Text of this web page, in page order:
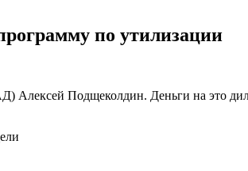
по утилизации
Подщеколдин. Деньги на это